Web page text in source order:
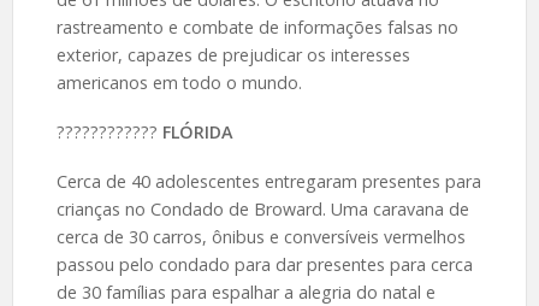
rastreamento e combate de informações falsas no
exterior, capazes de prejudicar os interesses
americanos em todo o mundo.
????️???????? FLÓRIDA
Cerca de 40 adolescentes entregaram presentes para
crianças no Condado de Broward. Uma caravana de
cerca de 30 carros, ônibus e conversíveis vermelhos
passou pelo condado para dar presentes para cerca
de 30 famílias para espalhar a alegria do natal e